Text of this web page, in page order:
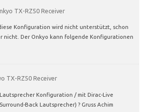
TX-RZ50 Receiver
Konfiguration wird nicht unterstützt, schon
nicht. Der Onkyo kann folgende Konfigurationen
TX-RZ50 Receiver
Konfiguration / mit Dirac-Live
Back Lautsprecher) ? Gruss Achim